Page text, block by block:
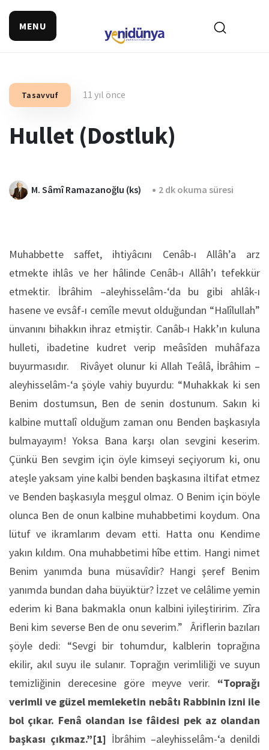
MENU
Tasavvuf 11 yıl önce
Hullet (Dostluk)
M. Sâmî Ramazanoğlu (ks) 2 dk okuma süresi
Muhabbette saffet, ihtiyâcını Cenâb-ı Allâh’a arz
etmekte ihlâs ve her hâlinde Cenâb-ı Allâh’ı tefekkür
etmektir. İbrâhim –aleyhisselâm-‘da bu gibi ahlâk-ı
hasene ve evsâf-ı cemîle mevut olduğundan “Halîlullah”
ünvanını bihakkın ihraz etmiştir. Canâb-ı Hakk’ın kuluna
hulleti, ibadetine kudret verip meâsîden muhâfaza
buyurmasıdır. Rivâyet olunur ki Allah Teâlâ, İbrâhim –
aleyhisselâm-‘a şöyle vahiy buyurdu: “Muhakkak ki sen
Benim dostumsun, Ben de senin dostunum. Sakın ki
kalbine muttalî olduğum zaman onu Benden başkasıyla
bulmayayım! Yoksa Bana karşı olan sevgini keserim.
Çünkü Ben sevgim için öyle kimseyi seçiyorum ki, onu
ateşle yaksam yine kalbi benden başkasına iltifat etmez
ve Benden başkasıyla meşgul olmaz. O Benim için böyle
olunca Ben de onun kalbine muhabbetimi koydum. Ona
lütuf ve ikramlarım devam etti. Hatta onu Kendime
yakın kıldım. Ona muhabbetimi hîbe ettim. Hangi nimet
Benim yanımda buna müsavîdir? Hangi şeref Benim
yanımda bundan daha büyüktür? İzzet ve celâlime yemin
ederim ki Bana bakmakla onun kalbini iyileştiririm. Zîra
Beni kim severse Ben de onu severim.” Âriflerin bazıları
şöyle dedi: “Sevgi bir tohumdur, kalblerin toprağına
ekilir, akıl suyu ile sulanır. Toprağın verimliliği ve suyun
temizliğinin derecesine göre meyve verir. “Toprağı
verimli ve güzel memleketin nebâtı Rabbinin izni ile
bol çıkar. Fenâ olandan ise fâidesi pek az olandan
başkası çıkmaz.”[1] İbrâhim –aleyhisselâm-‘a denildi